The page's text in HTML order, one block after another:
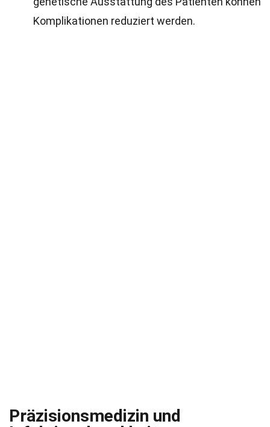
Komplikationen reduziert werden.
Präzisionsmedizin und